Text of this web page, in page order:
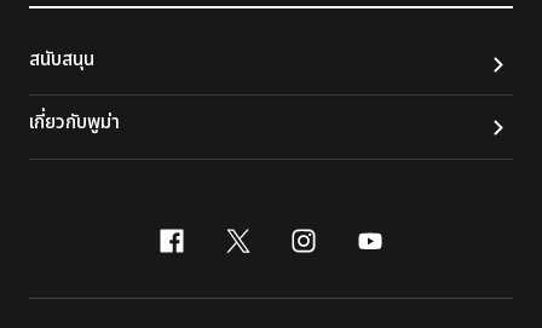
สนับสนุน
เกี่ยวกับพูม่า
facebook
x-twitter
instagram
youtube